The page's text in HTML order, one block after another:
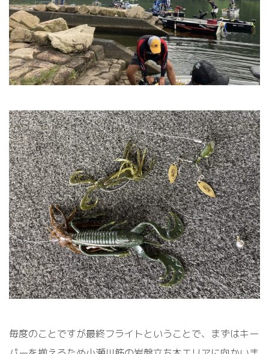
毎度のことですが最終フライトということで、まずはキー